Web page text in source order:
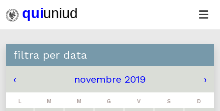
filtra per data
‹ novembre 2019 ›
L M M G V S D